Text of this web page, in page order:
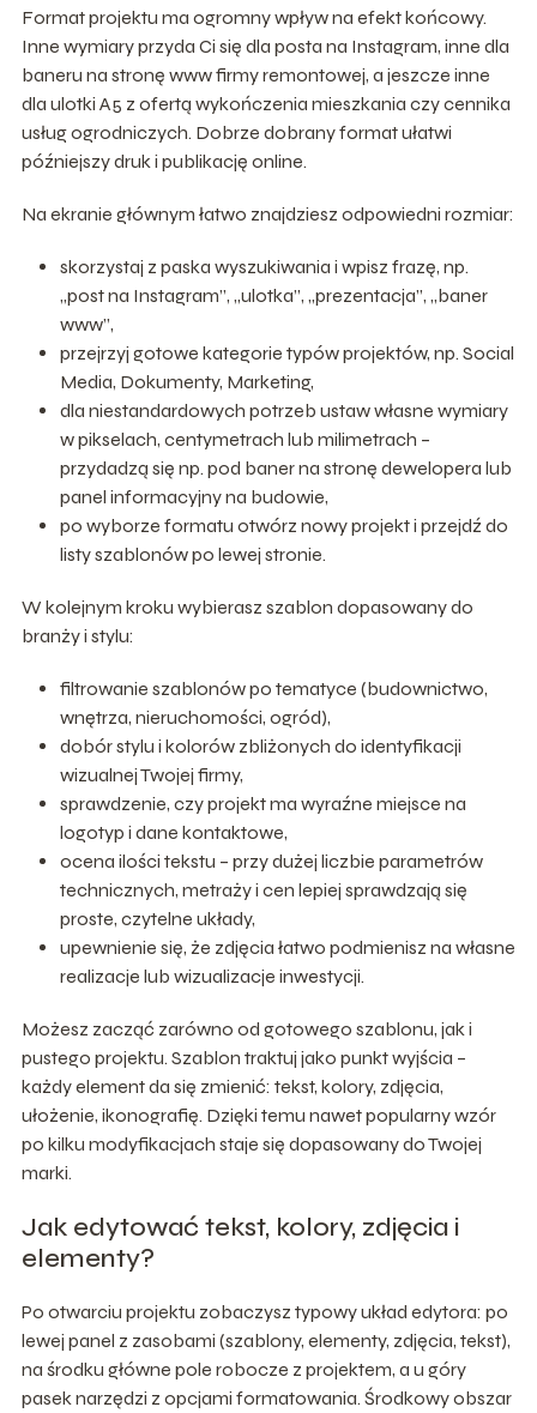
Format projektu ma ogromny wpływ na efekt końcowy.
Inne wymiary przyda Ci się dla posta na Instagram, inne dla
baneru na stronę www firmy remontowej, a jeszcze inne
dla ulotki A5 z ofertą wykończenia mieszkania czy cennika
usług ogrodniczych. Dobrze dobrany format ułatwi
późniejszy druk i publikację online.
Na ekranie głównym łatwo znajdziesz odpowiedni rozmiar:
skorzystaj z paska wyszukiwania i wpisz frazę, np.
„post na Instagram”, „ulotka”, „prezentacja”, „baner
www”,
przejrzyj gotowe kategorie typów projektów, np. Social
Media, Dokumenty, Marketing,
dla niestandardowych potrzeb ustaw własne wymiary
w pikselach, centymetrach lub milimetrach –
przydadzą się np. pod baner na stronę dewelopera lub
panel informacyjny na budowie,
po wyborze formatu otwórz nowy projekt i przejdź do
listy szablonów po lewej stronie.
W kolejnym kroku wybierasz szablon dopasowany do
branży i stylu:
filtrowanie szablonów po tematyce (budownictwo,
wnętrza, nieruchomości, ogród),
dobór stylu i kolorów zbliżonych do identyfikacji
wizualnej Twojej firmy,
sprawdzenie, czy projekt ma wyraźne miejsce na
logotyp i dane kontaktowe,
ocena ilości tekstu – przy dużej liczbie parametrów
technicznych, metraży i cen lepiej sprawdzają się
proste, czytelne układy,
upewnienie się, że zdjęcia łatwo podmienisz na własne
realizacje lub wizualizacje inwestycji.
Możesz zacząć zarówno od gotowego szablonu, jak i
pustego projektu. Szablon traktuj jako punkt wyjścia –
każdy element da się zmienić: tekst, kolory, zdjęcia,
ułożenie, ikonografię. Dzięki temu nawet popularny wzór
po kilku modyfikacjach staje się dopasowany do Twojej
marki.
Jak edytować tekst, kolory, zdjęcia i
elementy?
Po otwarciu projektu zobaczysz typowy układ edytora: po
lewej panel z zasobami (szablony, elementy, zdjęcia, tekst),
na środku główne pole robocze z projektem, a u góry
pasek narzędzi z opcjami formatowania. Środkowy obszar